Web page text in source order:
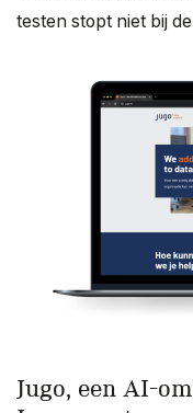
testen stopt niet bij
Jugo, een AI-